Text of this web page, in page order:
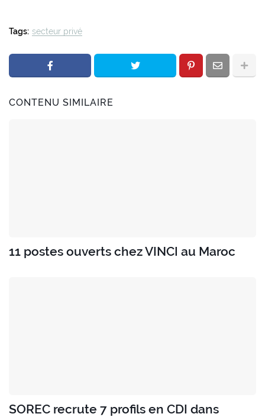
Tags: secteur privé
CONTENU SIMILAIRE
11 postes ouverts chez VINCI au Maroc
SOREC recrute 7 profils en CDI dans